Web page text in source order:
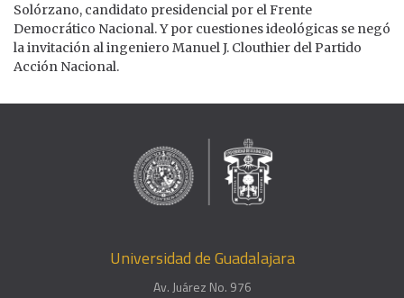
Solórzano, candidato presidencial por el Frente
Democrático Nacional. Y por cuestiones ideológicas se negó
la invitación al ingeniero Manuel J. Clouthier del Partido
Acción Nacional.
Universidad de Guadalajara
Av. Juárez No. 976